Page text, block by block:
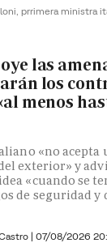
prrimera ministra
las
los
menos
«no
exterior» y
«cuando se
de seguridad
| 07/08/2026